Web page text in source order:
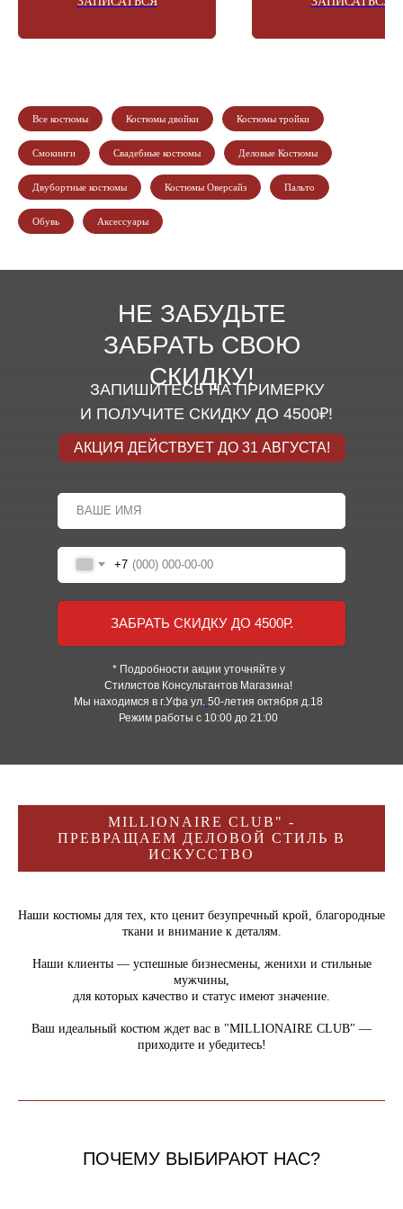
Все костюмы Костюмы двойки Костюмы тройки
Смокинги Свадебные костюмы Деловые Костюмы
Двубортные костюмы Костюмы Оверсайз Пальто
Обувь Аксессуары
НЕ ЗАБУДЬТЕ
ЗАБРАТЬ СВОЮ
СКИДКУ!
ЗАПИШИТЕСЬ НА ПРИМЕРКУ
И ПОЛУЧИТЕ СКИДКУ ДО 4500₽!
АКЦИЯ ДЕЙСТВУЕТ ДО 31 АВГУСТА!
* Подробности акции уточняйте у
Стилистов Консультантов Магазина!
Мы находимся в г.Уфа ул. 50-летия октября д.18
Режим работы с 10:00 до 21:00
+7
ЗАБРАТЬ СКИДКУ ДО 4500Р.
MILLIONAIRE CLUB" -
ПРЕВРАЩАЕМ ДЕЛОВОЙ СТИЛЬ В
ИСКУССТВО
Наши костюмы для тех, кто ценит безупречный крой, благородные
ткани и внимание к деталям.
Наши клиенты — успешные бизнесмены, женихи и стильные
мужчины,
для которых качество и статус имеют значение.
Ваш идеальный костюм ждет вас в "MILLIONAIRE CLUB" —
приходите и убедитесь!
ПОЧЕМУ ВЫБИРАЮТ НАС?